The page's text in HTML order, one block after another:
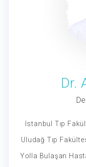
Dr.
İstanbul Tıp
Uludağ Tıp
Yolla Bulaşan